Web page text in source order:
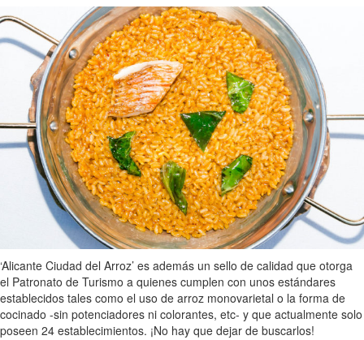
‘Alicante Ciudad del Arroz’ es además un sello de calidad que otorga
el Patronato de Turismo a quienes cumplen con unos estándares
establecidos tales como el uso de arroz monovarietal o la forma de
cocinado -sin potenciadores ni colorantes, etc- y que actualmente solo
poseen 24 establecimientos. ¡No hay que dejar de buscarlos!